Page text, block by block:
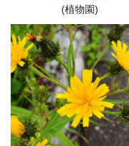
(植物園)